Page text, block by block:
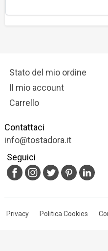
Stato del mio ordine
Il mio account
Carrello
Contattaci
info@tostadora.it
Seguici
Privacy Politica Cookies